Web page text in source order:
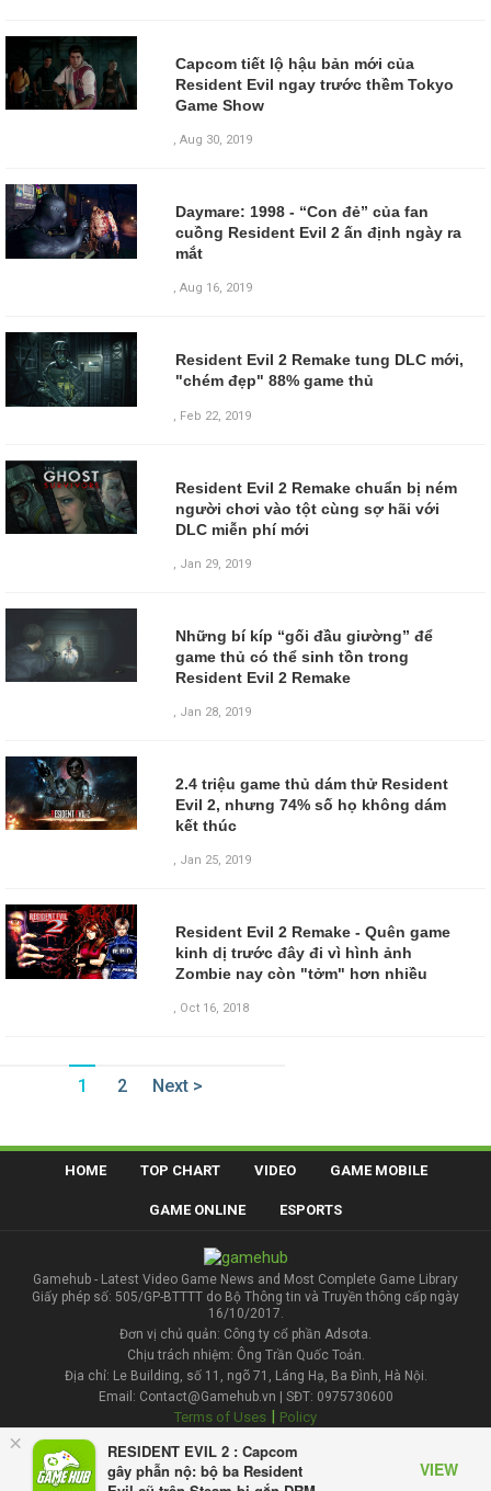
×
RESIDENT EVIL 2 : Capcom
gây phẫn nộ: bộ ba Resident
VIEW
Capcom tiết lộ hậu bản mới của
Resident Evil ngay trước thềm Tokyo
Game Show
,Aug 30, 2019
Daymare: 1998 - “Con đẻ” của fan
cuồng Resident Evil 2 ấn định ngày ra
mắt
,Aug 16, 2019
Resident Evil 2 Remake tung DLC mới,
"chém đẹp" 88% game thủ
Feb 22, 2019
Resident Evil 2 Remake chuẩn bị ném
người chơi vào tột cùng sợ hãi với
DLC miễn phí mới
, Jan 29, 2019
Những bí kíp “gối đầu giường” để
game thủ có thể sinh tồn trong
Resident Evil 2 Remake
, Jan 28, 2019
2.4 triệu game thủ dám thử Resident
Evil 2, nhưng 74% số họ không dám
kết thúc
, Jan 25, 2019
Resident Evil 2 Remake - Quên game
kinh dị trước đây đi vì hình ảnh
Zombie nay còn "tởm" hơn nhiều
, Oct 16, 2018
1 2 Next >
HOME TOP CHART VIDEO GAME MOBILE
GAME ONLINE ESPORTS
Gamehub - Latest Video Game News and Most Complete Game Library
Giấy phép số: 505/GP-BTTTT do Bộ Thông tin và Truyền thông cấp ngày
16/10/2017.
Đơn vị chủ quản: Công ty cổ phần Adsota.
Chịu trách nhiệm: Ông Trần Quốc Toản.
Địa chỉ: Le Building, số 11, ngõ 71, Láng Hạ, Ba Đình, Hà Nội.
Email: Contact@Gamehub.vn | SĐT: 0975730600
Terms of Uses | Policy
Contact